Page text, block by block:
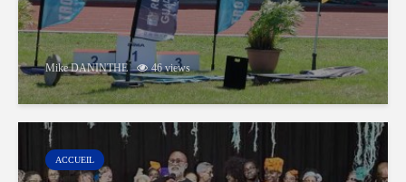
Mike DANINTHE 46 views
ACCUEIL